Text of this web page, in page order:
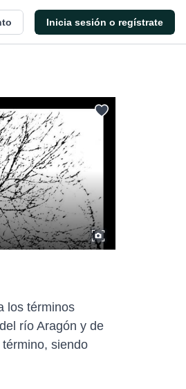
Inicia sesión o regístrate
los términos
río Aragón y de
siendo